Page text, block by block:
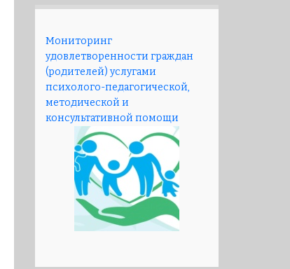
Мониторинг
удовлетворенности граждан
(родителей) услугами
психолого-педагогической,
методической и
консультативной помощи